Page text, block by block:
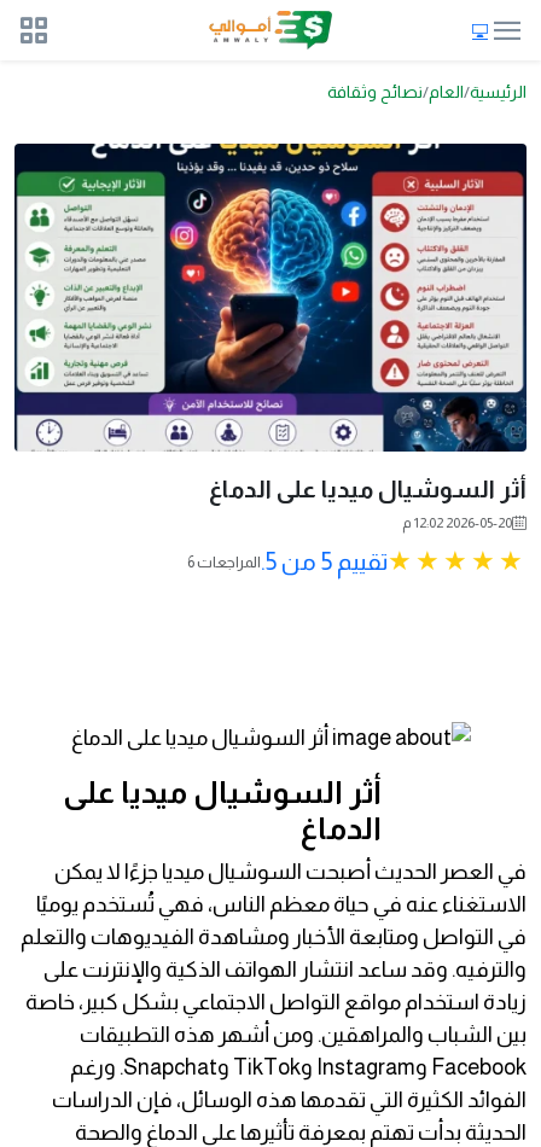
الرئيسية العام نصائح وثقافة
أثر السوشيال ميديا على الدماغ
2026-05-20 12:02 م
تقييم 5 من 5. 6 المراجعات
أثر السوشيال ميديا على
الدماغ
في العصر الحديث أصبحت السوشيال ميديا جزءًا لا يمكن
الاستغناء عنه في حياة معظم الناس، فهي تُستخدم يوميًا
في التواصل ومتابعة الأخبار ومشاهدة الفيديوهات والتعلم
والترفيه. وقد ساعد انتشار الهواتف الذكية والإنترنت على
زيادة استخدام مواقع التواصل الاجتماعي بشكل كبير، خاصة
بين الشباب والمراهقين. ومن أشهر هذه التطبيقات
Facebook وInstagram وTikTok وSnapchat. ورغم
الفوائد الكثيرة التي تقدمها هذه الوسائل، فإن الدراسات
الحديثة بدأت تهتم بمعرفة تأثيرها على الدماغ والصحة